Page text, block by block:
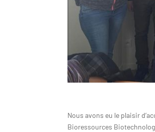
Nous avons eu le plaisir
Bioressources